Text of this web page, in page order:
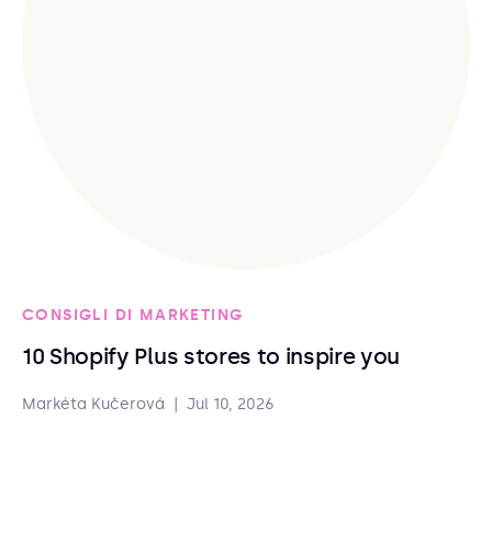
CONSIGLI DI MARKETING
10 Shopify Plus stores to inspire you
Markéta Kučerová Jul 10, 2026